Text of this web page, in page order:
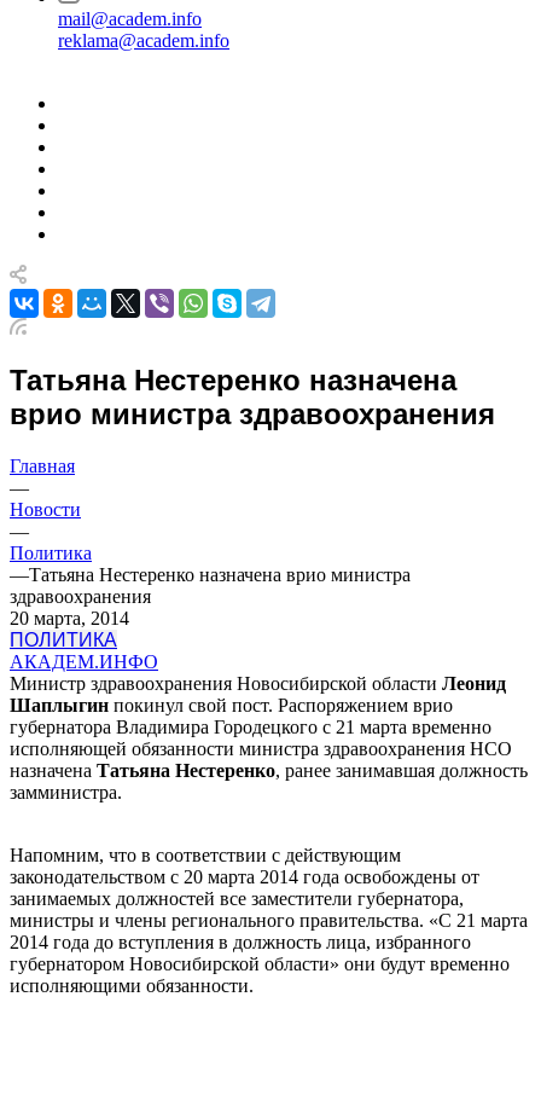
mail@academ.info
reklama@academ.info
Татьяна Нестеренко назначена
врио министра здравоохранения
Главная
—
Новости
—
Политика
—Татьяна Нестеренко назначена врио министра
здравоохранения
20 марта, 2014
ПОЛИТИКА
АКАДЕМ.ИНФО
Министр здравоохранения Новосибирской области Леонид
Шаплыгин покинул свой пост. Распоряжением врио
губернатора Владимира Городецкого с 21 марта временно
исполняющей обязанности министра здравоохранения НСО
назначена Татьяна Нестеренко, ранее занимавшая должность
замминистра.
Напомним, что в соответствии с действующим
законодательством с 20 марта 2014 года освобождены от
занимаемых должностей все заместители губернатора,
министры и члены регионального правительства. «С 21 марта
2014 года до вступления в должность лица, избранного
губернатором Новосибирской области» они будут временно
исполняющими обязанности.